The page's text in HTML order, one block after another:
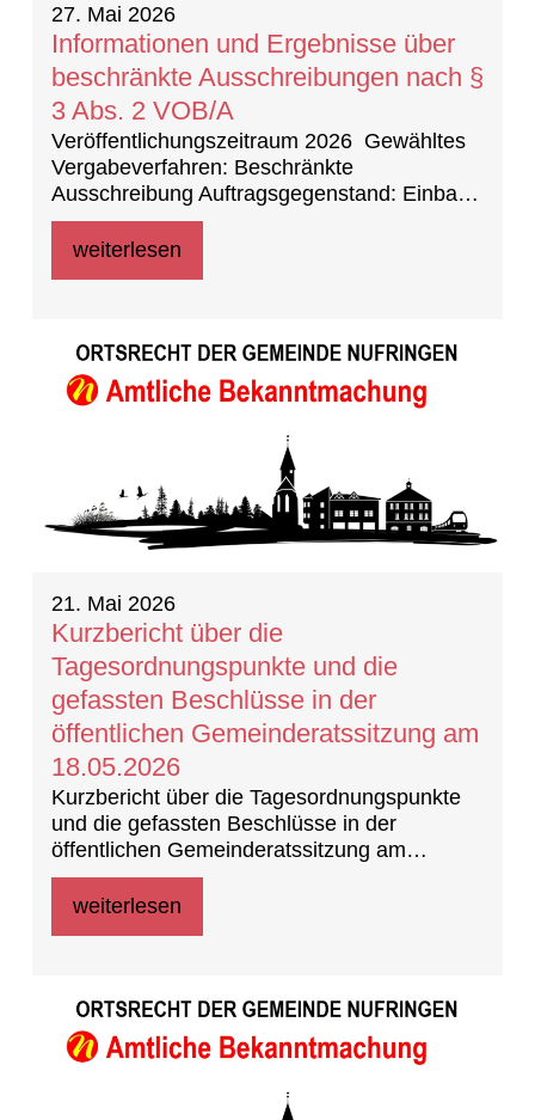
27. Mai 2026
Informationen und Ergebnisse über
beschränkte Ausschreibungen nach §
3 Abs. 2 VOB/A
Veröffentlichungszeitraum 2026 Gewähltes
Vergabeverfahren: Beschränkte
Ausschreibung Auftragsgegenstand: Einbau
Klimageräte in der Grundschule im
Wiesengrund
weiterlesen
21. Mai 2026
Kurzbericht über die
Tagesordnungspunkte und die
gefassten Beschlüsse in der
öffentlichen Gemeinderatssitzung am
18.05.2026
Kurzbericht über die Tagesordnungspunkte
und die gefassten Beschlüsse in der
öffentlichen Gemeinderatssitzung am
18.05.202 (Beschlussprotokoll)
weiterlesen